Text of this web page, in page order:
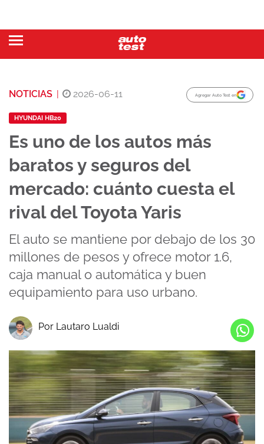
NOTICIAS | 2026-06-11 Agregar Auto Test en
HYUNDAI HB20
Es uno de los autos más
baratos y seguros del
mercado: cuánto cuesta el
rival del Toyota Yaris
El auto se mantiene por debajo de los 30
millones de pesos y ofrece motor 1.6,
caja manual o automática y buen
equipamiento para uso urbano.
Por Lautaro Lualdi